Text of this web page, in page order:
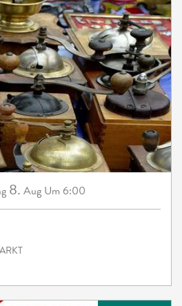
8. Aug Um 6:00